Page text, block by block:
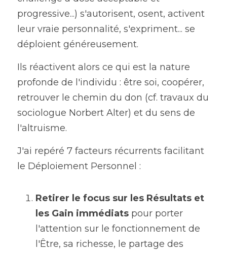
progressive...) s'autorisent, osent, activent
leur vraie personnalité, s'expriment... se
déploient généreusement.
Ils réactivent alors ce qui est la nature
profonde de l'individu : être soi, coopérer,
retrouver le chemin du don (cf. travaux du
sociologue Norbert Alter) et du sens de
l'altruisme.
J'ai repéré 7 facteurs récurrents facilitant
le Déploiement Personnel :
Retirer le focus sur les Résultats et
les Gain immédiats pour porter
l'attention sur le fonctionnement de
l'Être, sa richesse, le partage des